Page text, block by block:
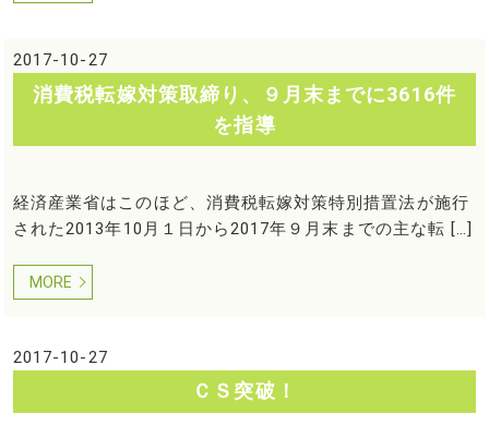
2017-10-27
消費税転嫁対策取締り、９月末までに3616件
を指導
経済産業省はこのほど、消費税転嫁対策特別措置法が施行
された2013年10月１日から2017年９月末までの主な転 […]
MORE
2017-10-27
ＣＳ突破！